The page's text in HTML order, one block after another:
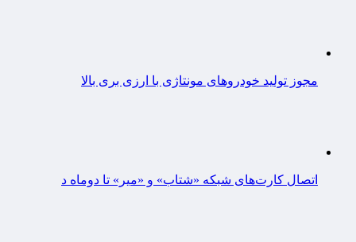
مجوز تولید خودروهای مونتاژی‌ با ارزی بری بالا
اتصال کارت‌های شبکه «شتاب» و «میر» تا دوماه د